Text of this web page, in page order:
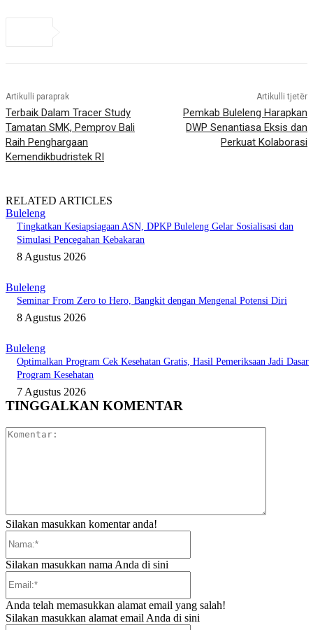
Artikulli paraprak
Terbaik Dalam Tracer Study
Tamatan SMK, Pemprov Bali
Raih Penghargaan
Kemendikbudristek RI
Artikulli tjetër
Pemkab Buleleng Harapkan
DWP Senantiasa Eksis dan
Perkuat Kolaborasi
RELATED ARTICLES
Buleleng
Tingkatkan Kesiapsiagaan ASN, DPKP Buleleng Gelar Sosialisasi dan
Simulasi Pencegahan Kebakaran
8 Agustus 2026
Buleleng
Seminar From Zero to Hero, Bangkit dengan Mengenal Potensi Diri
8 Agustus 2026
Buleleng
Optimalkan Program Cek Kesehatan Gratis, Hasil Pemeriksaan Jadi Dasar
Program Kesehatan
7 Agustus 2026
TINGGALKAN KOMENTAR
Silakan masukkan komentar anda!
Silakan masukkan nama Anda di sini
Anda telah memasukkan alamat email yang salah!
Silakan masukkan alamat email Anda di sini